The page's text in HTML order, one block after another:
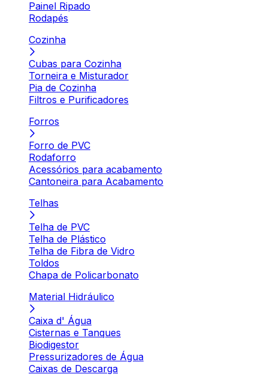
Painel Ripado
Rodapés
Cozinha
Cubas para Cozinha
Torneira e Misturador
Pia de Cozinha
Filtros e Purificadores
Forros
Forro de PVC
Rodaforro
Acessórios para acabamento
Cantoneira para Acabamento
Telhas
Telha de PVC
Telha de Plástico
Telha de Fibra de Vidro
Toldos
Chapa de Policarbonato
Material Hidráulico
Caixa d' Água
Cisternas e Tanques
Biodigestor
Pressurizadores de Água
Caixas de Descarga